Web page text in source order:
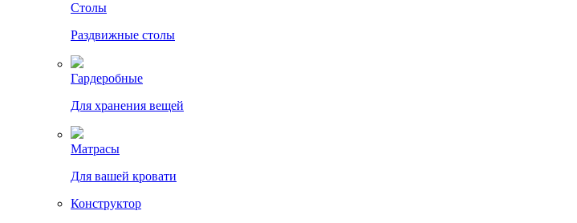
Столы
Раздвижные столы
Гардеробные
Для хранения вещей
Матрасы
Для вашей кровати
Конструктор